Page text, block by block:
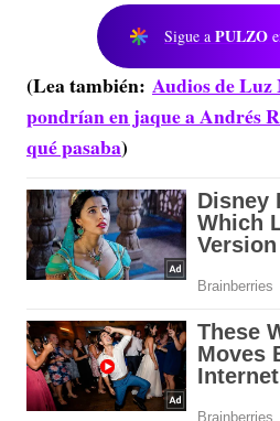
Sigue a PULZO
(Lea también: Audios de
pondrían en jaque a Andrés
qué pasaba)